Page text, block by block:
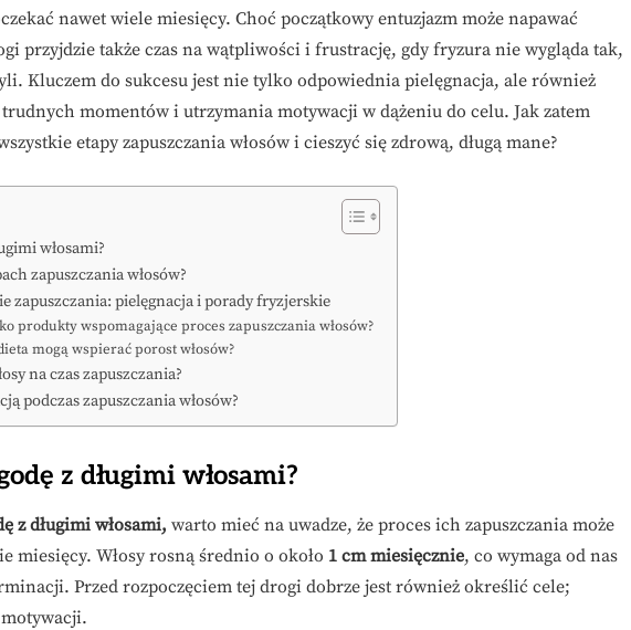
nawet wiele miesięcy. Choć początkowy entuzjazm może napawać
przyjdzie także czas na wątpliwości i frustrację, gdy fryzura nie wygląda tak,
Kluczem do sukcesu jest nie tylko odpowiednia pielęgnacja, ale również
momentów i utrzymania motywacji w dążeniu do celu. Jak zatem
etapy zapuszczania włosów i cieszyć się zdrową, długą mane?
włosami?
zapuszczania włosów?
zapuszczania: pielęgnacja i porady fryzjerskie
produkty wspomagające proces zapuszczania włosów?
mogą wspierać porost włosów?
na czas zapuszczania?
podczas zapuszczania włosów?
z długimi włosami?
z długimi włosami, warto mieć na uwadze, że proces ich zapuszczania może
miesięcy. Włosy rosną średnio o około 1 cm miesięcznie, co wymaga od nas
Przed rozpoczęciem tej drogi dobrze jest również określić cele;